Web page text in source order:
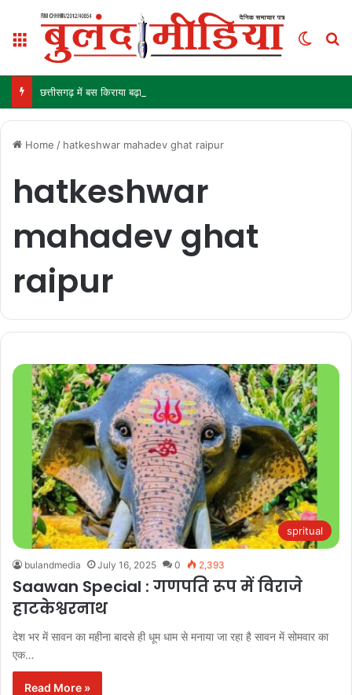
Menu
Home / hatkeshwar mahadev ghat raipur
hatkeshwar
mahadev ghat
raipur
spritual
bulandmedia July 16, 2025 0 2,393
Saawan Special : गणपति रूप में विराजे
हाटकेश्वरनाथ
देश भर में सावन का महीना बादसे ही धूम धाम से मनाया जा रहा है सावन में सोमवार का
एक…
Read More »